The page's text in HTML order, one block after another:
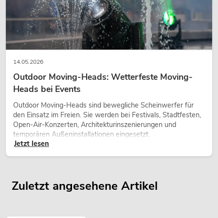
14.05.2026
Outdoor Moving-Heads: Wetterfeste Moving-
Heads bei Events
Outdoor Moving-Heads sind bewegliche Scheinwerfer für
den Einsatz im Freien. Sie werden bei Festivals, Stadtfesten,
Open-Air-Konzerten, Architekturinszenierungen und
temporären Außeninstallationen eingesetzt.
Jetzt lesen
Zuletzt angesehene Artikel